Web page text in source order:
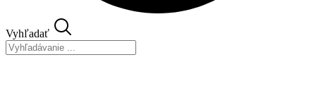
Vyhľadať